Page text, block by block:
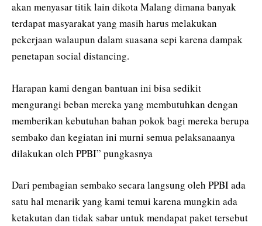
akan menyasar titik lain dikota Malang dimana banyak
terdapat masyarakat yang masih harus melakukan
pekerjaan walaupun dalam suasana sepi karena dampak
penetapan social distancing.
Harapan kami dengan bantuan ini bisa sedikit
mengurangi beban mereka yang membutuhkan dengan
memberikan kebutuhan bahan pokok bagi mereka berupa
sembako dan kegiatan ini murni semua pelaksanaanya
dilakukan oleh PPBI” pungkasnya
Dari pembagian sembako secara langsung oleh PPBI ada
satu hal menarik yang kami temui karena mungkin ada
ketakutan dan tidak sabar untuk mendapat paket tersebut